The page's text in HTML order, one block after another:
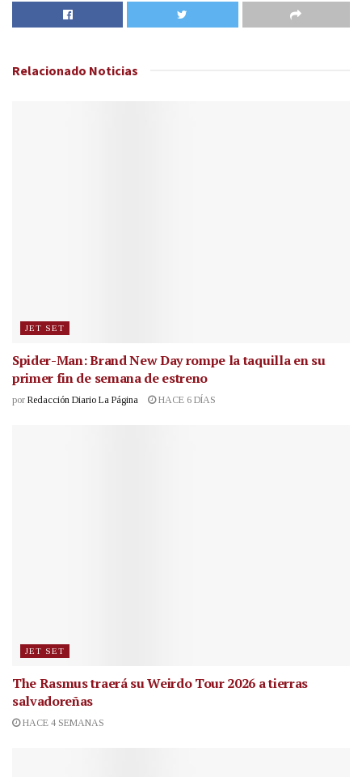
Relacionado Noticias
JET SET
Spider-Man: Brand New Day rompe la taquilla en su
primer fin de semana de estreno
por Redacción Diario La Página HACE 6 DÍAS
JET SET
The Rasmus traerá su Weirdo Tour 2026 a tierras
salvadoreñas
HACE 4 SEMANAS